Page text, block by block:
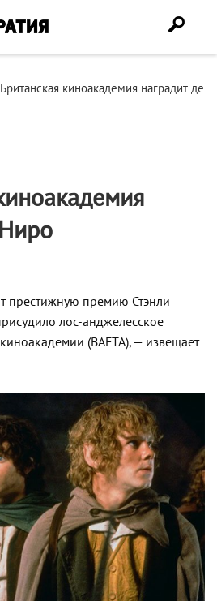
Британская киноакадемия наградит де
престижную премию Стэнли
лос-анджелесское
(BAFTA), — извещает